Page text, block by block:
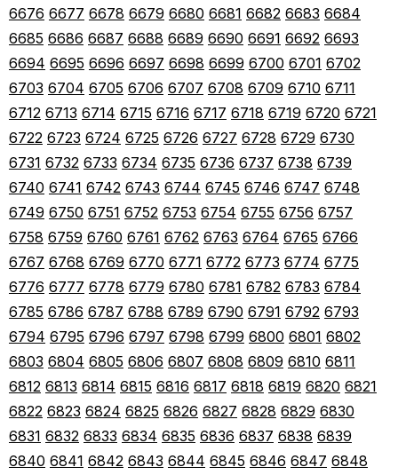
6676 6677 6678 6679 6680 6681 6682 6683 6684
6685 6686 6687 6688 6689 6690 6691 6692 6693
6694 6695 6696 6697 6698 6699 6700 6701 6702
6703 6704 6705 6706 6707 6708 6709 6710 6711
6712 6713 6714 6715 6716 6717 6718 6719 6720 6721
6722 6723 6724 6725 6726 6727 6728 6729 6730
6731 6732 6733 6734 6735 6736 6737 6738 6739
6740 6741 6742 6743 6744 6745 6746 6747 6748
6749 6750 6751 6752 6753 6754 6755 6756 6757
6758 6759 6760 6761 6762 6763 6764 6765 6766
6767 6768 6769 6770 6771 6772 6773 6774 6775
6776 6777 6778 6779 6780 6781 6782 6783 6784
6785 6786 6787 6788 6789 6790 6791 6792 6793
6794 6795 6796 6797 6798 6799 6800 6801 6802
6803 6804 6805 6806 6807 6808 6809 6810 6811
6812 6813 6814 6815 6816 6817 6818 6819 6820 6821
6822 6823 6824 6825 6826 6827 6828 6829 6830
6831 6832 6833 6834 6835 6836 6837 6838 6839
6840 6841 6842 6843 6844 6845 6846 6847 6848